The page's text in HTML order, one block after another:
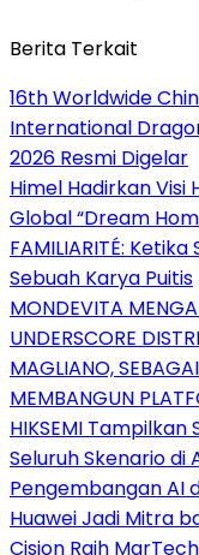
Berita Terkait
16th Worldwide
International
2026 Resmi Digelar
Himel Hadirkan
Global “Dream
FAMILIARITÉ:
Sebuah Karya Puitis
MONDEVITA
UNDERSCORE
MAGLIANO,
MEMBANGUN
HIKSEMI
Seluruh Skenario di
Pengembangan AI
Huawei Jadi Mitra
Cision Raih